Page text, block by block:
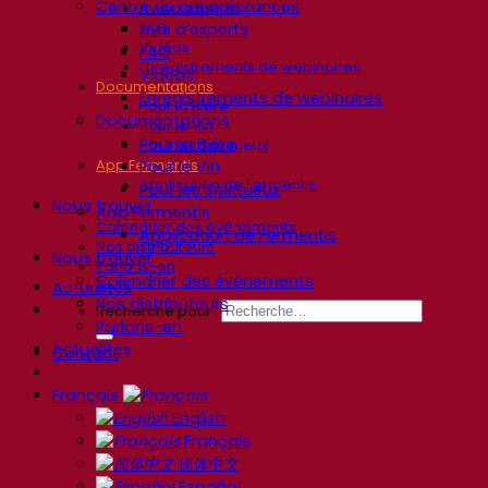
Avis d’experts
FAQ
Vidéos
Enregistrements de webinaires
Documentations
Pour la Bière
Pour le Vin
Pour les Spiritueux
App Fermentis
Application de Fermentis
Nous trouver
Calendrier des événements
Nos distributeurs
Parlons-en
Actualités
Recherche pour :
Contact
Centre de connaissances
Avis d’experts
FAQ
Vidéos
Enregistrements de webinaires
Documentations
Pour la Bière
Pour le Vin
Pour les Spiritueux
App Fermentis
Application de Fermentis
Nous trouver
Calendrier des événements
Nos distributeurs
Parlons-en
Actualités
Français
English
Français
简体中文